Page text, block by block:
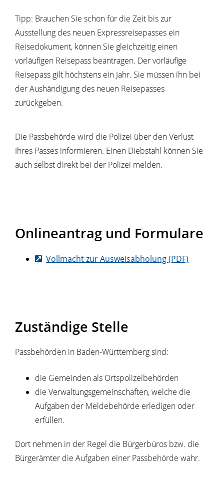
Tipp: Brauchen Sie schon für die Zeit bis zur
Ausstellung des neuen Expressreisepasses ein
Reisedokument, können Sie gleichzeitig einen
vorläufigen Reisepass beantragen. Der vorläufige
Reisepass gilt höchstens ein Jahr. Sie müssen ihn bei
der Aushändigung des neuen Reisepasses
zurückgeben.
Die Passbehörde wird die Polizei über den Verlust
Ihres Passes informieren. Einen Diebstahl können Sie
auch selbst direkt bei der Polizei melden.
Onlineantrag und Formulare
Vollmacht zur Ausweisabholung (PDF)
Zuständige Stelle
Passbehörden in Baden-Württemberg sind:
die Gemeinden als Ortspolizeibehörden
die Verwaltungsgemeinschaften,welche die
Aufgaben der Meldebehörde erledigen oder
erfüllen.
Dort nehmen in der Regel die Bürgerbüros bzw. die
Bürgerämter die Aufgaben einer Passbehörde wahr.